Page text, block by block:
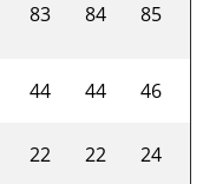
83 84 85
44 44
46
22 22
24